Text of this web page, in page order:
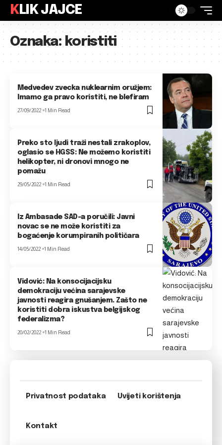
KLIK JAJCE
Oznaka:koristiti
Medvedev zvecka nuklearnim oružjem:
Imamo ga pravo koristiti, ne blefiram
27/09/2022 1 Min Read
Preko sto ljudi traži nestali zrakoplov,
oglasio se HGSS: Ne možemo koristiti
helikopter, ni dronovi mnogo ne
pomažu
29/05/2022 1 Min Read
Iz Ambasade SAD-a poručili: Javni
novac se ne može koristiti za
bogaćenje korumpiranih političara
14/05/2022 1 Min Read
Vidović: Na konsocijacijsku
demokraciju većina sarajevske
javnosti reagira gnušanjem. Zašto ne
koristiti dobra iskustva belgijskog
federalizma?
20/02/2022 1 Min Read
Privatnost podataka Uvijeti korištenja
Kontakt